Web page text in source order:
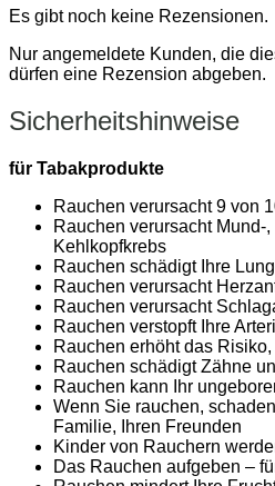
Es gibt noch keine Rezensionen.
Nur angemeldete Kunden, die
dürfen eine Rezension abgeben.
Sicherheitshinweise
für Tabakprodukte
Rauchen verursacht 9 von
Rauchen verursacht Mund-
Kehlkopfkrebs
Rauchen schädigt Ihre
Rauchen verursacht
Rauchen verursacht
Rauchen verstopft Ihre
Rauchen erhöht das
Rauchen schädigt Zähne
Rauchen kann Ihr
Wenn Sie rauchen,
Familie, Ihren Freunden
Kinder von Rauchern
Das Rauchen aufgeben –